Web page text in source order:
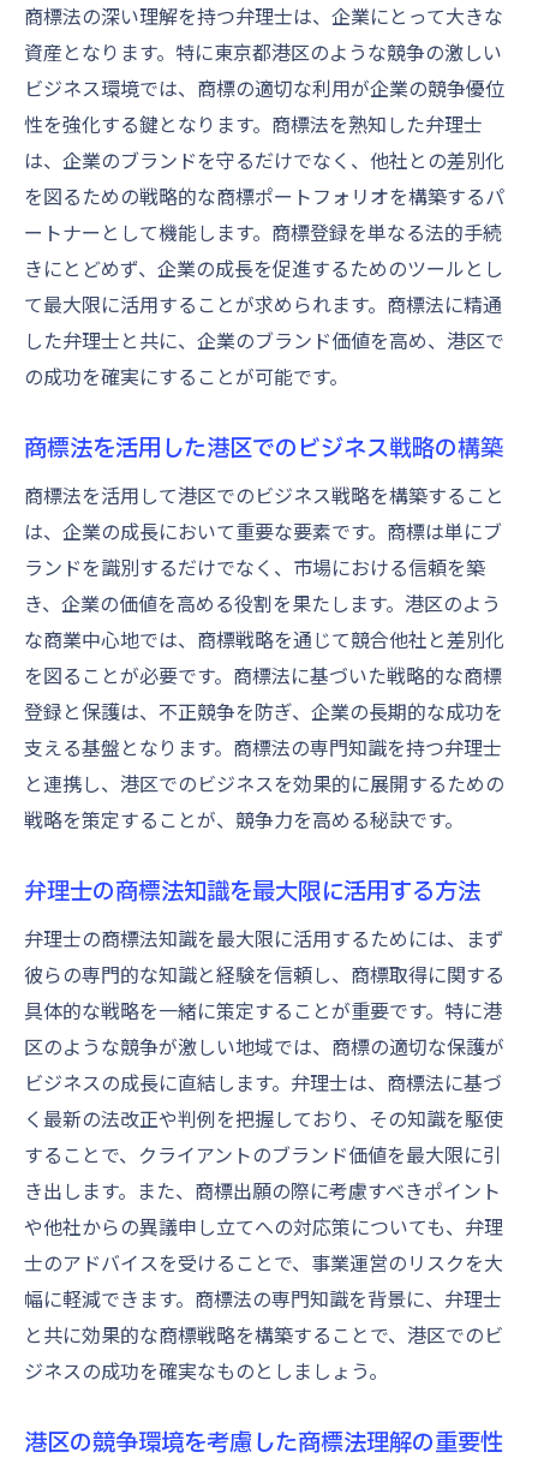
商標法の深い理解を持つ弁理士は、企業にとって大きな
資産となります。特に東京都港区のような競争の激しい
ビジネス環境では、商標の適切な利用が企業の競争優位
性を強化する鍵となります。商標法を熟知した弁理士
は、企業のブランドを守るだけでなく、他社との差別化
を図るための戦略的な商標ポートフォリオを構築するパ
ートナーとして機能します。商標登録を単なる法的手続
きにとどめず、企業の成長を促進するためのツールとし
て最大限に活用することが求められます。商標法に精通
した弁理士と共に、企業のブランド価値を高め、港区で
の成功を確実にすることが可能です。
商標法を活用した港区でのビジネス戦略の構築
商標法を活用して港区でのビジネス戦略を構築すること
は、企業の成長において重要な要素です。商標は単にブ
ランドを識別するだけでなく、市場における信頼を築
き、企業の価値を高める役割を果たします。港区のよう
な商業中心地では、商標戦略を通じて競合他社と差別化
を図ることが必要です。商標法に基づいた戦略的な商標
登録と保護は、不正競争を防ぎ、企業の長期的な成功を
支える基盤となります。商標法の専門知識を持つ弁理士
と連携し、港区でのビジネスを効果的に展開するための
戦略を策定することが、競争力を高める秘訣です。
弁理士の商標法知識を最大限に活用する方法
弁理士の商標法知識を最大限に活用するためには、まず
彼らの専門的な知識と経験を信頼し、商標取得に関する
具体的な戦略を一緒に策定することが重要です。特に港
区のような競争が激しい地域では、商標の適切な保護が
ビジネスの成長に直結します。弁理士は、商標法に基づ
く最新の法改正や判例を把握しており、その知識を駆使
することで、クライアントのブランド価値を最大限に引
き出します。また、商標出願の際に考慮すべきポイント
や他社からの異議申し立てへの対応策についても、弁理
士のアドバイスを受けることで、事業運営のリスクを大
幅に軽減できます。商標法の専門知識を背景に、弁理士
と共に効果的な商標戦略を構築することで、港区でのビ
ジネスの成功を確実なものとしましょう。
港区の競争環境を考慮した商標法理解の重要性